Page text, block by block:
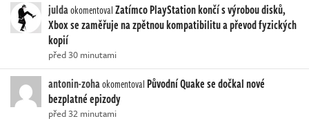
juldaokomentovalZatímco PlayStation končí s výrobou disků,
Xbox se zaměřuje na zpětnou kompatibilitu a převod fyzických
kopií
před 30 minutami
antonin-zohaokomentoval Původní Quake se dočkal nové
bezplatné epizody
před 32 minutami